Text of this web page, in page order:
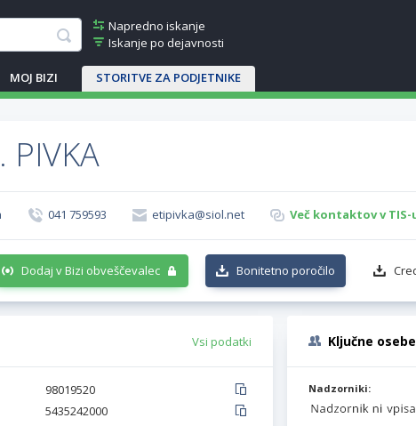
Napredno iskanje
Iskanje po dejavnosti
MOJ BIZI STORITVE ZA PODJETNIKE
PIVKA
041 759593 etipivka@siol.net Več kontaktov v TIS-
Dodaj v Bizi obveščevalec Bonitetno poročilo
Vsi podatki
98019520
5435242000
Ključne osebe
Nadzorniki: